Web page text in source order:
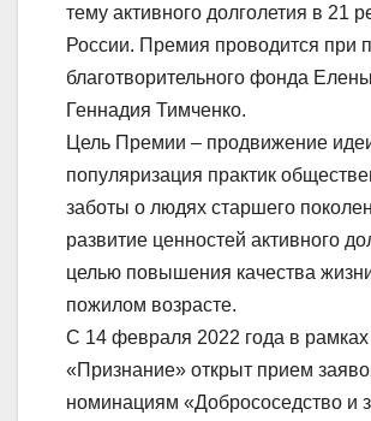
тему активного долголетия в 21
России. Премия проводится при
благотворительного фонда
Геннадия Тимченко.
Цель Премии – продвижение
популяризация практик
заботы о людях старшего
развитие ценностей активного
целью повышения качества
пожилом возрасте.
С 14 февраля 2022 года в
«Признание» открыт прием
номинациям «Добрососедство и